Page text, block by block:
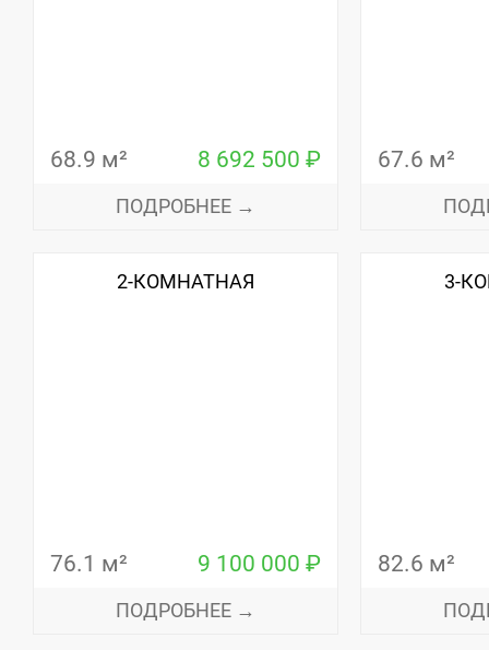
68.9 м² 8 692 500 ₽
ПОДРОБНЕЕ →
67.6 м²
2-КОМНАТНАЯ
76.1 м² 9 100 000 ₽
ПОДРОБНЕЕ →
3-
82.6 м²